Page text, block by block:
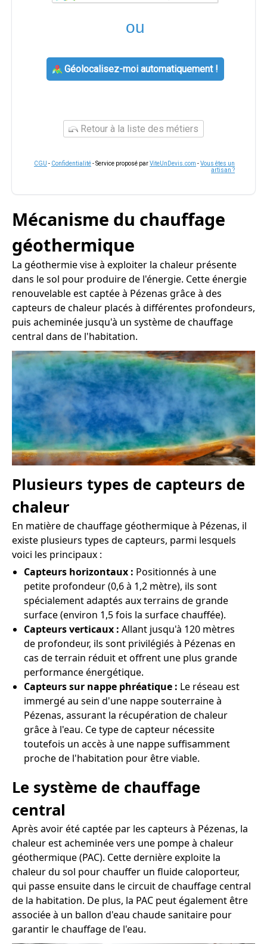
ou
Géolocalisez-moi automatiquement !
Retour à la liste des métiers
CGU - Confidentialité- Service proposé parViteUnDevis.com -Vous êtes un
artisan ?
Mécanisme du chauffage
géothermique
La géothermie vise à exploiter la chaleur présente
dans le sol pour produire de l'énergie. Cette énergie
renouvelable est captée à Pézenas grâce à des
capteurs de chaleur placés à différentes profondeurs,
puis acheminée jusqu'à un système de chauffage
central dans de l'habitation.
Plusieurs types de capteurs de
chaleur
En matière de chauffage géothermique à Pézenas, il
existe plusieurs types de capteurs, parmi lesquels
voici les principaux :
Capteurs horizontaux : Positionnés à une
petite profondeur (0,6 à 1,2 mètre), ils sont
spécialement adaptés aux terrains de grande
surface (environ 1,5 fois la surface chauffée).
Capteurs verticaux : Allant jusqu'à 120 mètres
de profondeur, ils sont privilégiés à Pézenas en
cas de terrain réduit et offrent une plus grande
performance énergétique.
Capteurs sur nappe phréatique : Le réseau est
immergé au sein d'une nappe souterraine à
Pézenas, assurant la récupération de chaleur
grâce à l'eau. Ce type de capteur nécessite
toutefois un accès à une nappe suffisamment
proche de l'habitation pour être viable.
Le système de chauffage
central
Après avoir été captée par les capteurs à Pézenas, la
chaleur est acheminée vers une pompe à chaleur
géothermique (PAC). Cette dernière exploite la
chaleur du sol pour chauffer un fluide caloporteur,
qui passe ensuite dans le circuit de chauffage central
de la habitation. De plus, la PAC peut également être
associée à un ballon d'eau chaude sanitaire pour
garantir le chauffage de l'eau.